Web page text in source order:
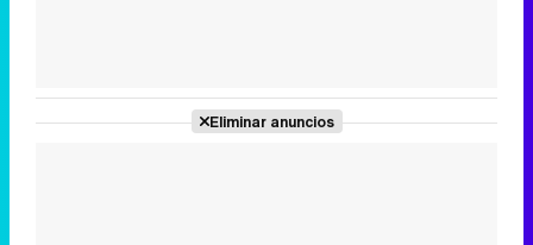
Eliminar anuncios